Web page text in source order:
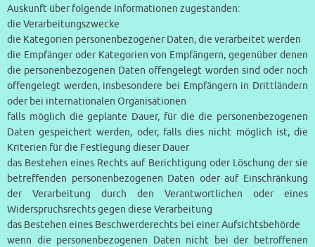
Auskunft über folgende Informationen zugestanden:
die Verarbeitungszwecke
die Kategorien personenbezogener Daten, die verarbeitet werden
die Empfänger oder Kategorien von Empfängern, gegenüber denen
die personenbezogenen Daten offengelegt worden sind oder noch
offengelegt werden, insbesondere bei Empfängern in Drittländern
oder bei internationalen Organisationen
falls möglich die geplante Dauer, für die die personenbezogenen
Daten gespeichert werden, oder, falls dies nicht möglich ist, die
Kriterien für die Festlegung dieser Dauer
das Bestehen eines Rechts auf Berichtigung oder Löschung der sie
betreffenden personenbezogenen Daten oder auf Einschränkung
der Verarbeitung durch den Verantwortlichen oder eines
Widerspruchsrechts gegen diese Verarbeitung
das Bestehen eines Beschwerderechts bei einer Aufsichtsbehörde
wenn die personenbezogenen Daten nicht bei der betroffenen